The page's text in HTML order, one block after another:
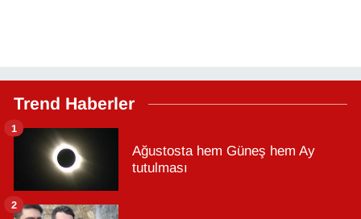
Trend Haberler
Ağustosta hem Güneş hem Ay
tutulması
1
2